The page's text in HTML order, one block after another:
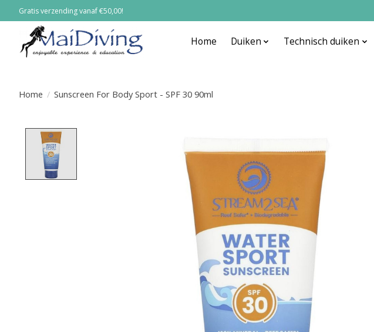
Gratis verzending vanaf €50,00!
Home Duiken Technisch duiken
Home / Sunscreen For Body Sport - SPF 30 90ml